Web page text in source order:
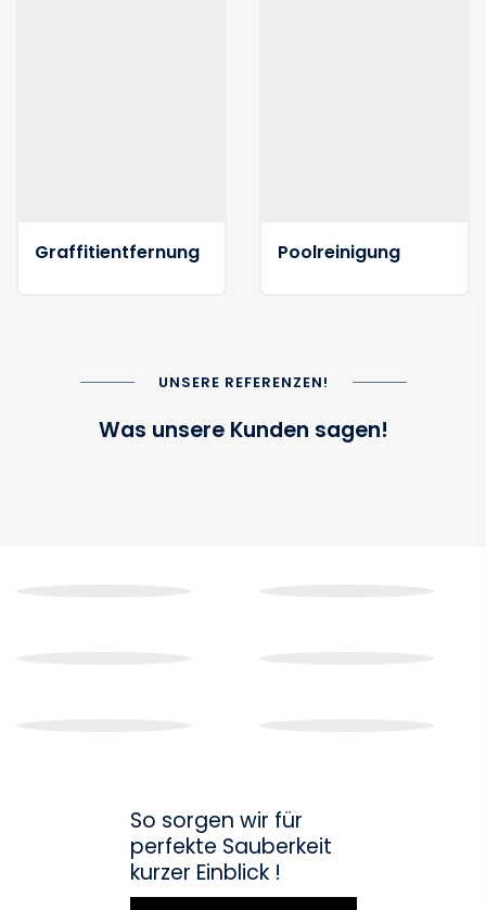
Graffitientfernung Poolreinigung
UNSERE REFERENZEN!
Was unsere Kunden sagen!
So sorgen wir für
perfekte Sauberkeit
kurzer Einblick !